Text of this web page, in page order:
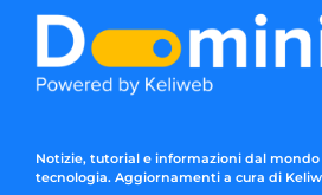
Notizie, tutorial e informazioni dal
tecnologia. Aggiornamenti a cura di